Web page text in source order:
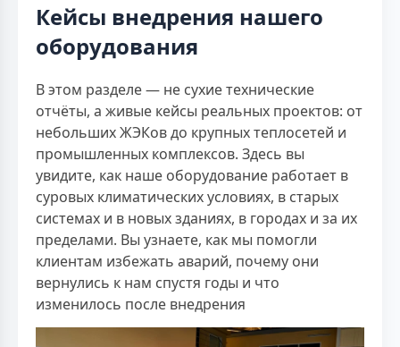
Кейсы внедрения нашего
оборудования
В этом разделе — не сухие технические
отчёты, а живые кейсы реальных проектов: от
небольших ЖЭКов до крупных теплосетей и
промышленных комплексов. Здесь вы
увидите, как наше оборудование работает в
суровых климатических условиях, в старых
системах и в новых зданиях, в городах и за их
пределами. Вы узнаете, как мы помогли
клиентам избежать аварий, почему они
вернулись к нам спустя годы и что
изменилось после внедрения